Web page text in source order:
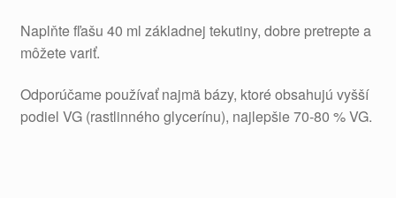
Naplňte fľašu 40 ml základnej tekutiny, dobre pretrepte a
môžete variť.
Odporúčame používať najmä bázy, ktoré obsahujú vyšší
podiel VG (rastlinného glycerínu), najlepšie 70-80 % VG.